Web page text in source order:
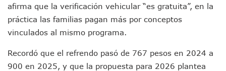
Plantean “Ley Don Juanito” Al Diputado Federal Bruno
Vecinos De La Playita Reciben A Juan Carlos Castro
Asesinan En Oaxaca Al Periodista Francisco Alejandro
Yussara Canales Pide Transparencia Sobre Nuevo
Adultos Mayores De Ixtapa Tendrán Una “Casa De Día”
afirma que la verificación vehicular “es gratuita”, en la
práctica las familias pagan más por conceptos
vinculados al mismo programa.
Recordó que el refrendo pasó de 767 pesos en 2024 a
900 en 2025, y que la propuesta para 2026 plantea